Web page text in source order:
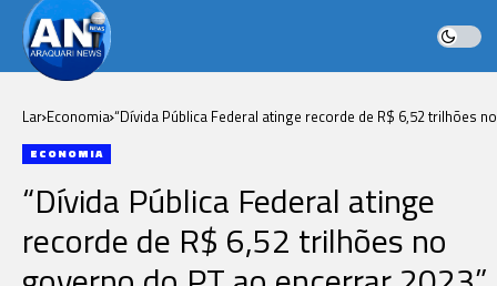
Lar Economia “Dívida Pública Federal atinge recorde de R$ 6,52 trilhões no
ECONOMIA
“Dívida Pública Federal atinge
recorde de R$ 6,52 trilhões no